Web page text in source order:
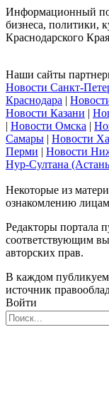
Информационный
бизнеса, политики,
Краснодарского
Наши сайты
Новости Санкт-
Краснодара |
Новости Казани |
| Новости Омска |
Самары | Новости
Перми | Новости
Нур-Султана
Некоторые из
ознакомлению
Редакторы портала
соответствующим
авторских прав.
В каждом
источник
Войти